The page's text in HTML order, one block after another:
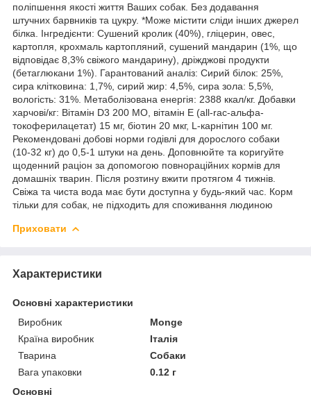
поліпшення якості життя Ваших собак. Без додавання
штучних барвників та цукру. *Може містити сліди інших джерел
білка. Інгредієнти: Сушений кролик (40%), гліцерин, овес,
картопля, крохмаль картопляний, сушений мандарин (1%, що
відповідає 8,3% свіжого мандарину), дріжджові продукти
(бетаглюкани 1%). Гарантований аналіз: Сирий білок: 25%,
сира клітковина: 1,7%, сирий жир: 4,5%, сира зола: 5,5%,
вологість: 31%. Метаболізована енергія: 2388 ккал/кг. Добавки
харчові/кг: Вітамін D3 200 МО, вітамін Е (all-rac-альфа-
токоферилацетат) 15 мг, біотин 20 мкг, L-карнітин 100 мг.
Рекомендовані добові норми годівлі для дорослого собаки
(10-32 кг) до 0,5-1 штуки на день. Доповнюйте та коригуйте
щоденний раціон за допомогою повнораційних кормів для
домашніх тварин. Після розтину вжити протягом 4 тижнів.
Свіжа та чиста вода має бути доступна у будь-який час. Корм
тільки для собак, не підходить для споживання людиною
Приховати
Характеристики
Основні характеристики
Виробник
Monge
Країна виробник
Італія
Тварина
Собаки
Вага упаковки
0.12 г
Основні